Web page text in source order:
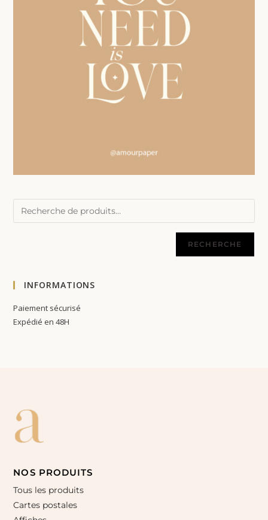
RECHERCHE
INFORMATIONS
Paiement sécurisé
Expédié en 48H
NOS PRODUITS
Tous les produits
Cartes postales